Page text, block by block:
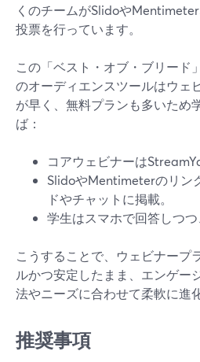
くのチームがSlidoや
投票を行っています。
この「ベスト・オブ・ブリード
のオーディエンスツールはウェ
が早く、無料プランも多いため
ば：
コアウェビナーは
SlidoやMentimeterのリン
ドやチャットに掲載。
学生はスマホで回答しつつ
こうすることで、ウェビナープ
ルかつ安定したまま、エンゲー
法やニーズに合わせて柔軟に進
推奨事項